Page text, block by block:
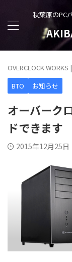
秋葉原のPC
OVERCLOCK WORKS
BTO
お知らせ
オーバーク
ドできます
2015年12月25日